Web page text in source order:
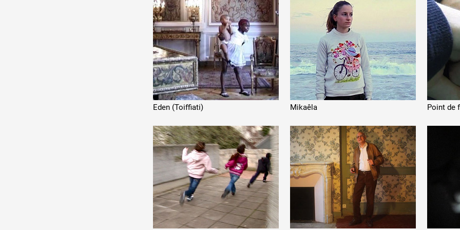
Eden (Toiffiati) Mikaêla Point de